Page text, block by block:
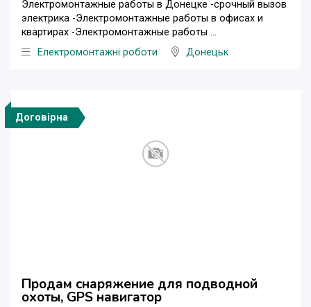
Электромонтажные работы в Донецке -срочный вызов
электрика -Электромонтажные работы в офисах и
квартирах -Электромонтажные работы ...
Електромонтажні роботи
Донецьк
Договірна
Продам снаряжение для подводной
охоты, GPS навигатор